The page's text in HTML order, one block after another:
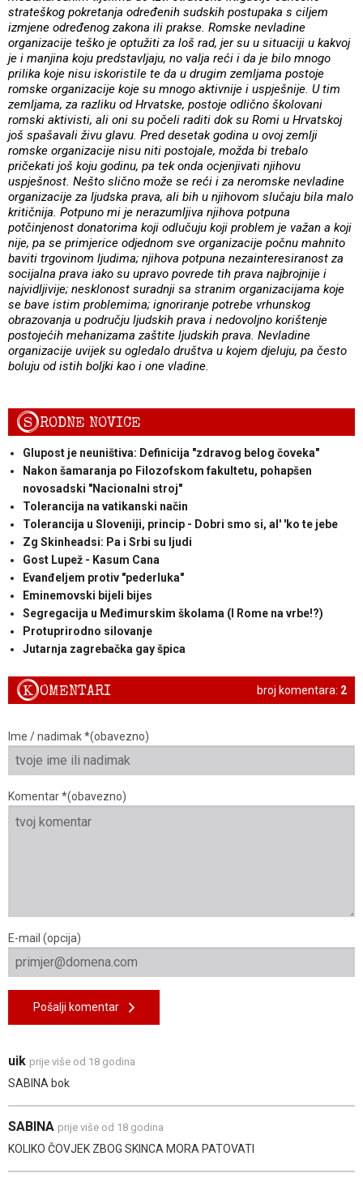
strateškog pokretanja određenih sudskih postupaka s ciljem
izmjene određenog zakona ili prakse. Romske nevladine
organizacije teško je optužiti za loš rad, jer su u situaciji u kakvoj
je i manjina koju predstavljaju, no valja reći i da je bilo mnogo
prilika koje nisu iskoristile te da u drugim zemljama postoje
romske organizacije koje su mnogo aktivnije i uspješnije. U tim
zemljama, za razliku od Hrvatske, postoje odlično školovani
romski aktivisti, ali oni su počeli raditi dok su Romi u Hrvatskoj
još spašavali živu glavu. Pred desetak godina u ovoj zemlji
romske organizacije nisu niti postojale, možda bi trebalo
pričekati još koju godinu, pa tek onda ocjenjivati njihovu
uspješnost. Nešto slično može se reći i za neromske nevladine
organizacije za ljudska prava, ali bih u njihovom slučaju bila malo
kritičnija. Potpuno mi je nerazumljiva njihova potpuna
potčinjenost donatorima koji odlučuju koji problem je važan a koji
nije, pa se primjerice odjednom sve organizacije počnu mahnito
baviti trgovinom ljudima; njihova potpuna nezainteresiranost za
socijalna prava iako su upravo povrede tih prava najbrojnije i
najvidljivije; nesklonost suradnji sa stranim organizacijama koje
se bave istim problemima; ignoriranje potrebe vrhunskog
obrazovanja u području ljudskih prava i nedovoljno korištenje
postojećih mehanizama zaštite ljudskih prava. Nevladine
organizacije uvijek su ogledalo društva u kojem djeluju, pa često
boluju od istih boljki kao i one vladine.
SRODNE NOVICE
Glupost je neuništiva: Definicija "zdravog belog čoveka"
Nakon šamaranja po Filozofskom fakultetu, pohapšen
novosadski "Nacionalni stroj"
Tolerancija na vatikanski način
Tolerancija u Sloveniji, princip - Dobri smo si, al' 'ko te jebe
Zg Skinheadsi: Pa i Srbi su ljudi
Gost Lupež - Kasum Cana
Evanđeljem protiv "pederluka"
Eminemovski bijeli bijes
Segregacija u Međimurskim školama (I Rome na vrbe!?)
Protuprirodno silovanje
Jutarnja zagrebačka gay špica
broj komentara: 2
KOMENTARI
Ime / nadimak *(obavezno)
Komentar *(obavezno)
E-mail (opcija)
Pošalji komentar
uik prije više od 18 godina
SABINA bok
SABINA prije više od 18 godina
KOLIKO ČOVJEK ZBOG SKINCA MORA PATOVATI